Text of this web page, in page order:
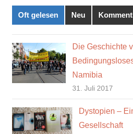
Oft gelesen Neu
Die Geschichte
Namibia
31. Juli 2017
Dystopien –
Gesellschaft